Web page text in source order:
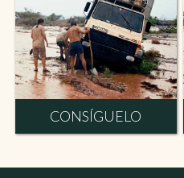
CONSÍGUELO